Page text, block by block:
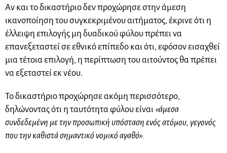
Αν και το δικαστήριο δεν προχώρησε στην άμεση
ικανοποίηση του συγκεκριμένου αιτήματος, έκρινε ότι η
έλλειψη επιλογής μη δυαδικού φύλου πρέπει να
επανεξεταστεί σε εθνικό επίπεδο και ότι, εφόσον εισαχθεί
μια τέτοια επιλογή, η περίπτωση του αιτούντος θα πρέπει
να εξεταστεί εκ νέου.
Το δικαστήριο προχώρησε ακόμη περισσότερο,
δηλώνοντας ότι η ταυτότητα φύλου είναι «άμεσα
συνδεδεμένη με την προσωπική υπόσταση ενός ατόμου, γεγονός
που την καθιστά σημαντικό νομικό αγαθό».